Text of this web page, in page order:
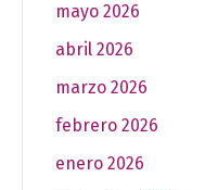
mayo 2026
abril 2026
marzo 2026
febrero 2026
enero 2026